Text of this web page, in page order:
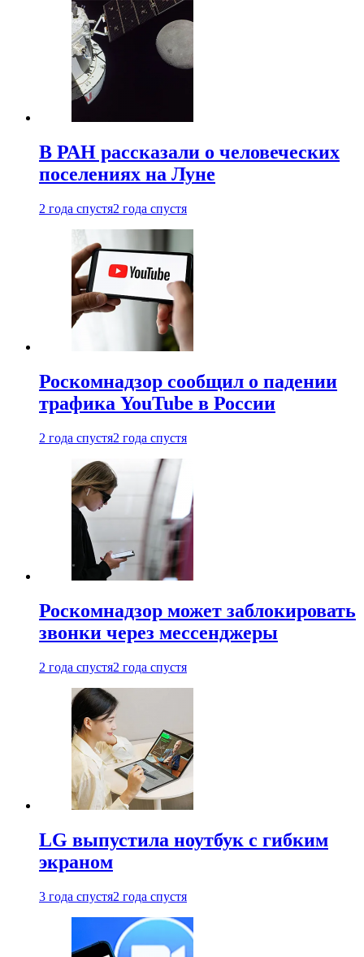
В РАН рассказали о человеческих
поселениях на Луне
2 года спустя2 года спустя
Роскомнадзор сообщил о падении
трафика YouTube в России
2 года спустя2 года спустя
Роскомнадзор может заблокировать
звонки через мессенджеры
2 года спустя2 года спустя
LG выпустила ноутбук с гибким
экраном
3 года спустя2 года спустя